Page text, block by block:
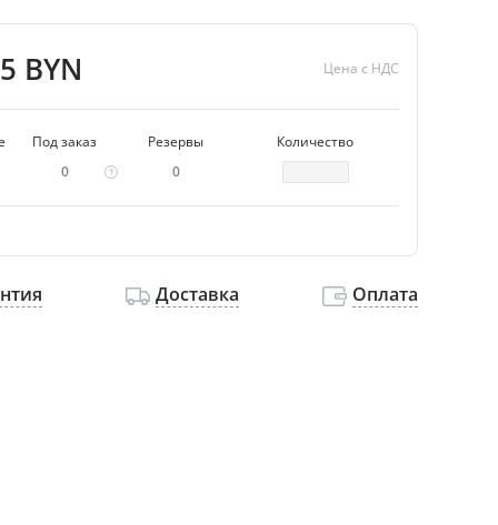
BYN Цена с НДС
Под заказ Резервы
Количество
0 0
Доставка Оплата